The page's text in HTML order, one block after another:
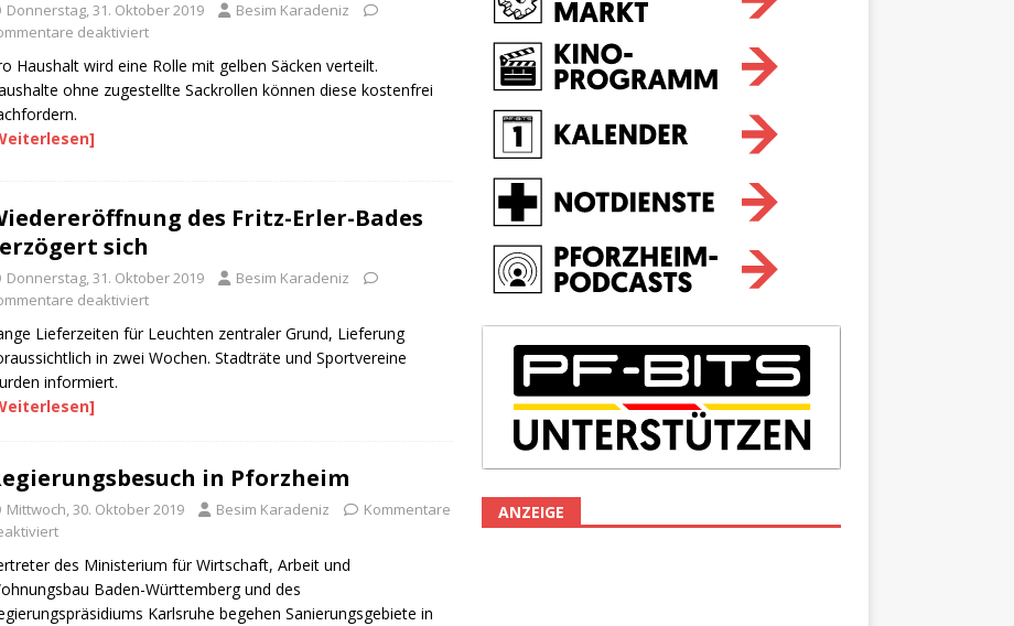
Donnerstag, 31. Oktober 2019
Besim Karadeniz
deaktiviert
Haushalt wird eine Rolle mit gelben Säcken verteilt.
ohne zugestellte Sackrollen können diese kostenfrei
des Fritz-Erler-Bades
sich
Donnerstag, 31. Oktober 2019
Besim Karadeniz
deaktiviert
Lieferzeiten für Leuchten zentraler Grund, Lieferung
in zwei Wochen. Stadträte und Sportvereine
informiert.
in Pforzheim
Mittwoch, 30. Oktober 2019 Besim Karadeniz
Kommentare
des Ministerium für Wirtschaft, Arbeit und
Baden-Württemberg und des
Karlsruhe begehen Sanierungsgebiete in
ANZEIGE